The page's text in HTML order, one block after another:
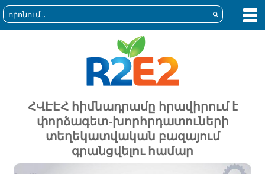
ՀՎԷԷՀ հիմնադրամը հրավիրում է
փորձագետ-խորհրդատուների
տեղեկատվական բազայում
գրանցվելու համար